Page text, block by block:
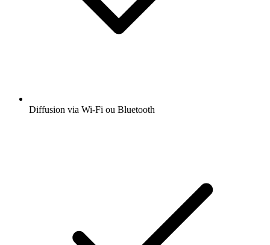
Diffusion via Wi-Fi ou Bluetooth